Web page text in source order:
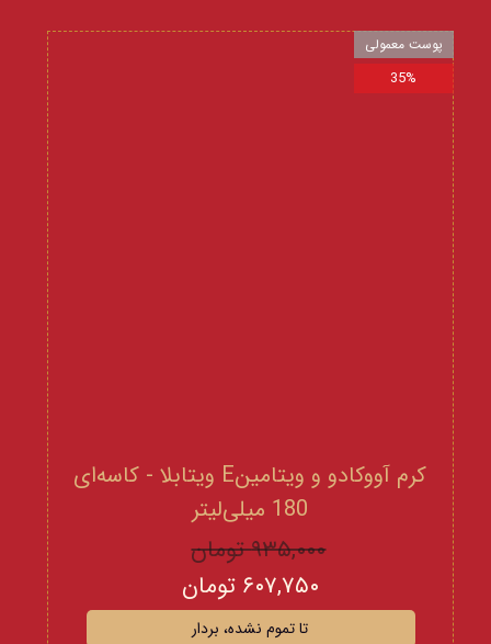
کرم آووکادو و ویتامینE ویتابلا - کاسه‌ای
180 میلی‌لیتر
۹۳۵,۰۰۰ تومان
۶۰۷,۷۵۰ تومان
تا تموم نشده، بردار
پوست معمولی
35%